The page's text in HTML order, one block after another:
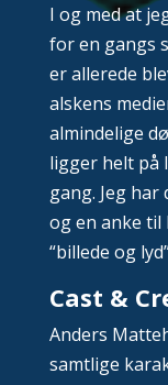
I og med at
for en gangs
er allerede
alskens
almindelige
ligger helt på
gang. Jeg
og en anke til
“billede og
Cast &
Anders
samtlige